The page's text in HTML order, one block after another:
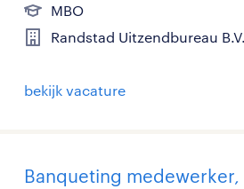
MBO
Randstad Uitzendbureau B.V.
bekijk vacature
Banqueting medewerker,